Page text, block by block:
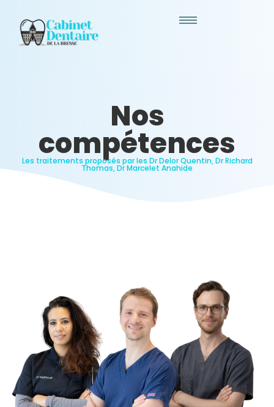
Nos
compétences
Les traitements proposés par les Dr Delor Quentin, Dr Richard
Thomas, Dr Marcelet Anahide